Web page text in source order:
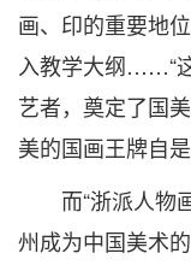
画、印的重要地
入教学大纲……“
艺者，奠定了国
美的国画王牌自
而“浙派人物画
州成为中国美术